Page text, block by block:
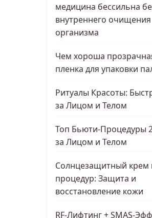
медицина бессильна
внутреннего очищения
организма
Чем хороша
пленка для упаковки
Ритуалы Красоты:
за Лицом и Телом
Топ Бьюти-Процедуры
за Лицом и Телом
Солнцезащитный крем
процедур: Защита и
восстановление кожи
RF-Лифтинг + SMAS-